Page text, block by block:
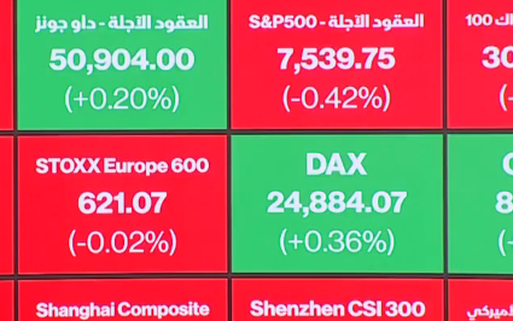
برامج اقتصاد الشرق خريطة برامجية جديدة رادار الأسواق نور عماشة اقتصاد